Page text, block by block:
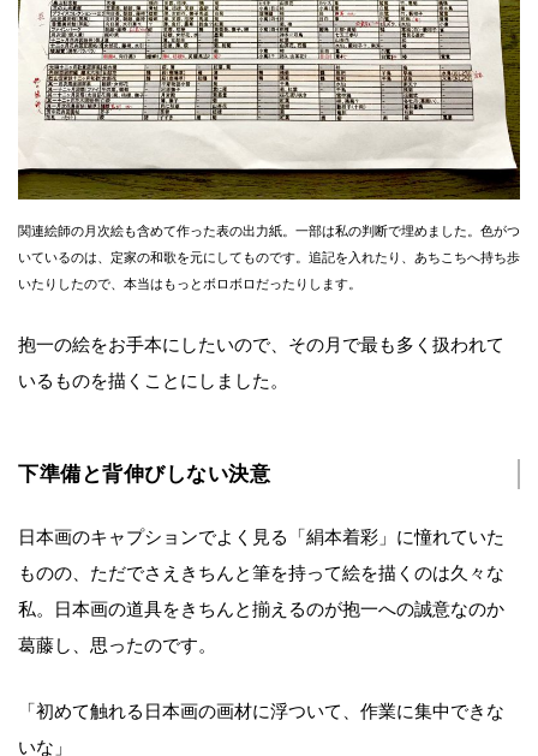
関連絵師の月次絵も含めて作った表の出力紙。一部は私の判断で埋めました。色がつ
いているのは、定家の和歌を元にしてものです。追記を入れたり、あちこちへ持ち歩
いたりしたので、本当はもっとボロボロだったりします。
抱一の絵をお手本にしたいので、その月で最も多く扱われて
いるものを描くことにしました。
下準備と背伸びしない決意
日本画のキャプションでよく見る「絹本着彩」に憧れていた
ものの、ただでさえきちんと筆を持って絵を描くのは久々な
私。日本画の道具をきちんと揃えるのが抱一への誠意なのか
葛藤し、思ったのです。
「初めて触れる日本画の画材に浮ついて、作業に集中できな
いな」